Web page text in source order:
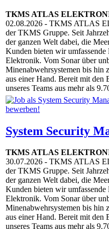
TKMS ATLAS
02.08.2026 - TKMS ATLAS
der TKMS Gruppe. Seit
der ganzen Welt dabei, die
Kunden bieten wir
Elektronik. Vom Sonar über
Minenabwehrsystemen bis hin
aus einer Hand. Bereit mit den
unseres Teams aus mehr als
System Security
TKMS ATLAS
30.07.2026 - TKMS ATLAS
der TKMS Gruppe. Seit
der ganzen Welt dabei, die
Kunden bieten wir
Elektronik. Vom Sonar über
Minenabwehrsystemen bis hin
aus einer Hand. Bereit mit den
unseres Teams aus mehr als